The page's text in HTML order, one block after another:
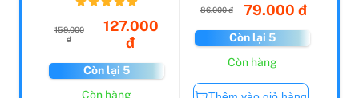
159.000
đ
127.000
đ
Còn lại 5
Còn hàng
86.000 đ 79.000 đ
Còn lại 5
Còn hàng